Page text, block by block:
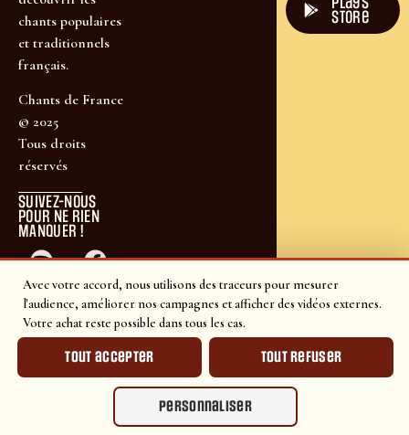
Avec votre accord, nous utilisons des traceurs pour mesurer
l'audience, améliorer nos campagnes et afficher des vidéos externes.
Votre achat reste possible dans tous les cas.
Tout accepter Tout refuser
Personnaliser
chants populaires
et traditionnels
français.
Chants de France
© 2025
Tous droits
réservés
SUIVEZ-NOUS
POUR NE RIEN
MANQUER !
store